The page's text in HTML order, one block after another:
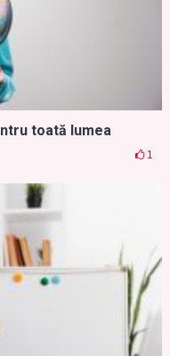
toată lumea
1